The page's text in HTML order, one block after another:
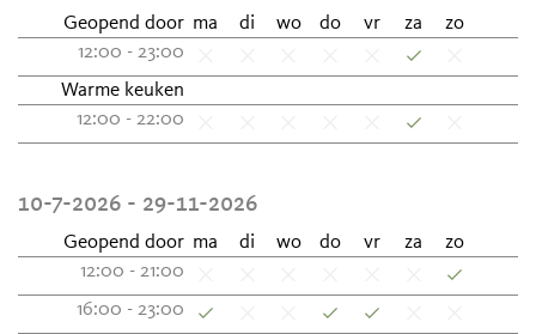
Geopend door ma di wo do vr za
zo
12:00 - 23:00
Warme keuken
12:00 - 22:00
10-7-2026 - 29-11-2026
Geopend door ma di wo do vr za
zo
12:00 - 21:00
16:00 - 23:00